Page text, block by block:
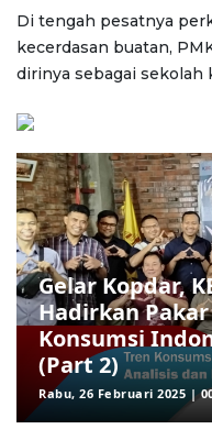
Di tengah pesatnya
kecerdasan buatan,
dirinya sebagai sekolah
Gelar Kopdar,
Hadirkan
Konsumsi
(Part 2)
Rabu, 26 Februari 2025 |